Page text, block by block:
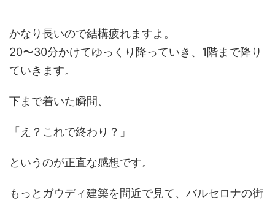
かなり長いので結構疲れますよ。
20〜30分かけてゆっくり降っていき、1階まで降り
ていきます。
下まで着いた瞬間、
「え？これで終わり？」
というのが正直な感想です。
もっとガウディ建築を間近で見て、バルセロナの街